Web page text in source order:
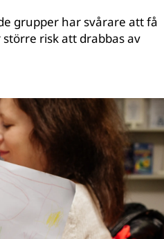
grupper har svårare att få
risk att drabbas av